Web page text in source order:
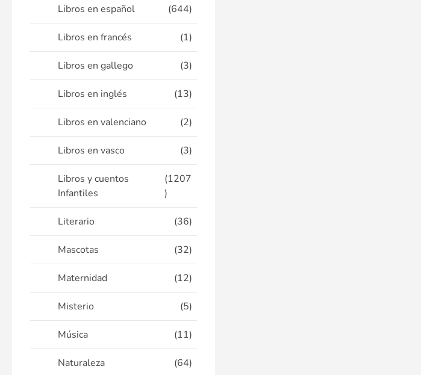
Libros en español (644)
Libros en francés (1)
Libros en gallego (3)
Libros en inglés (13)
Libros en valenciano (2)
Libros en vasco (3)
Libros y cuentos
Infantiles
(1207
)
Literario (36)
Mascotas (32)
Maternidad (12)
Misterio (5)
Música (11)
Naturaleza (64)